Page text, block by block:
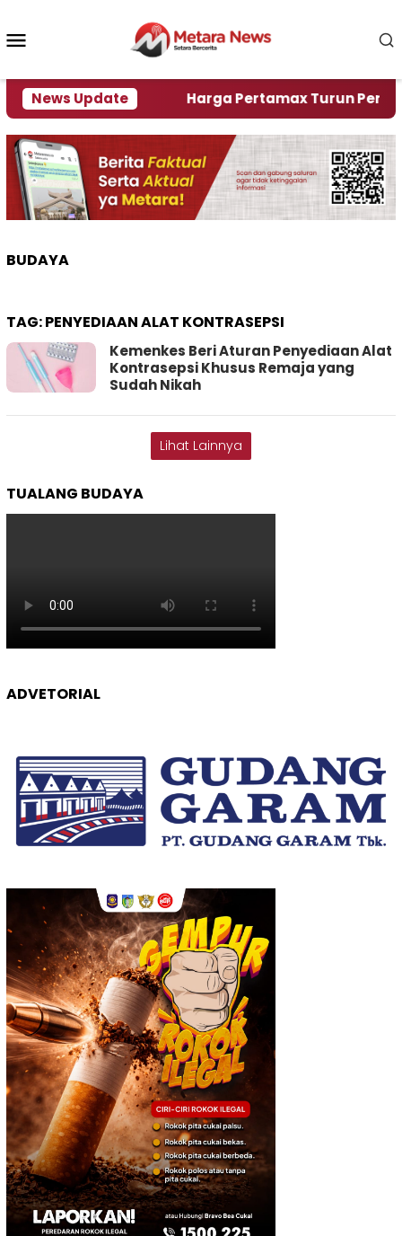
konten
News Update
Krisi Air Harga Pertamax Turun Per Hari
BUDAYA
TAG:PENYEDIAAN ALAT KONTRASEPSI
Kemenkes Beri Aturan Penyediaan Alat
Kontrasepsi Khusus Remaja yang
Sudah Nikah
Lihat Lainnya
TUALANG BUDAYA
ADVETORIAL